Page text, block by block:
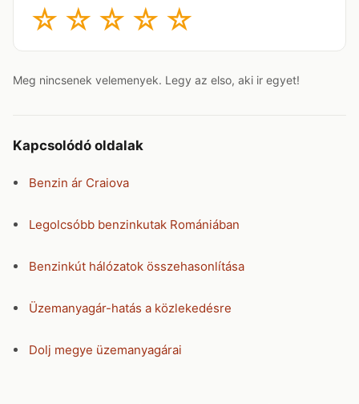
☆ ☆ ☆ ☆ ☆
Meg nincsenek velemenyek. Legy az elso, aki ir egyet!
Kapcsolódó oldalak
Benzin ár Craiova
Legolcsóbb benzinkutak Romániában
Benzinkút hálózatok összehasonlítása
Üzemanyagár-hatás a közlekedésre
Dolj megye üzemanyagárai